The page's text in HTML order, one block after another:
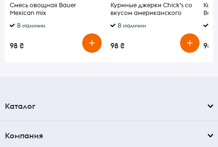
Смесь овощная Bauer
Mexican mix
В наличии
98 ₴
Куриные джерки Chick’s со
вкусом американского
В наличии
98 ₴ 98 ₴
Каталог
Компания